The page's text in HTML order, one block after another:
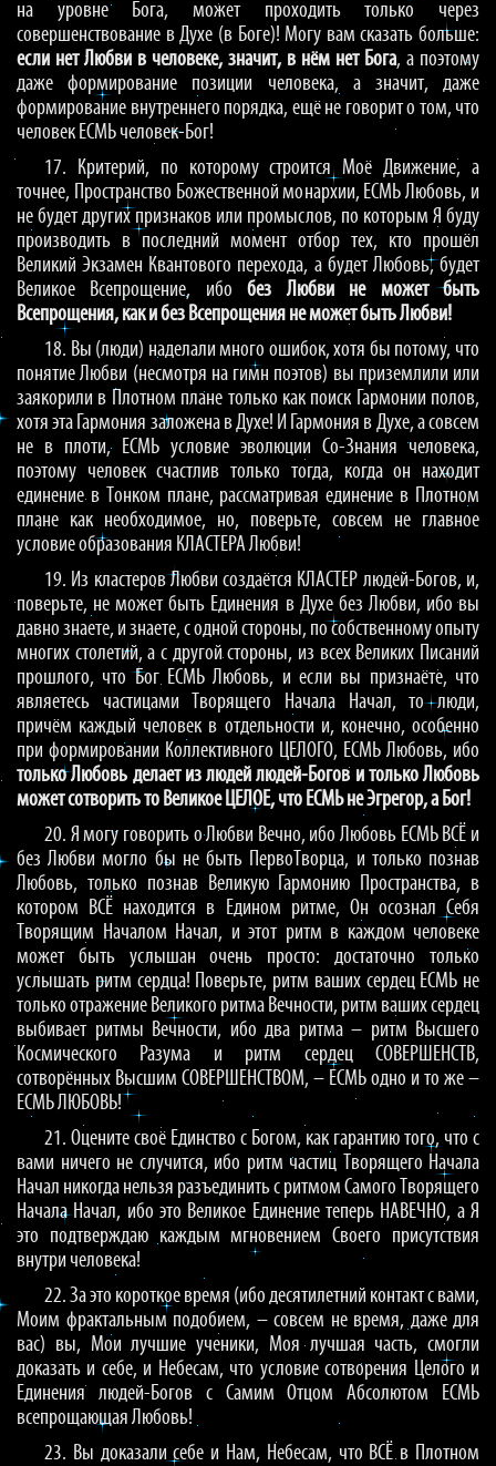
на уровне Бога, может проходить только через
совершенствование в Духе (в Боге)! Могу вам сказать больше:
если нет Любви в человеке, значит, в нём нет Бога, а поэтому
даже формирование позиции человека, а значит, даже
формирование внутреннего порядка, ещё не говорит о том, что
человек ЕСМЬ человек-Бог!
17. Критерий, по которому строится Моё Движение, а
точнее, Пространство Божественной монархии, ЕСМЬ Любовь, и
не будет других признаков или промыслов, по которым Я буду
производить в последний момент отбор тех, кто прошёл
Великий Экзамен Квантового перехода, а будет Любовь, будет
Великое Всепрощение, ибобез Любви не может быть
Всепрощения, как и без Всепрощения не может быть Любви!
18. Вы (люди) наделали много ошибок, хотя бы потому, что
понятие Любви (несмотря на гимн поэтов) вы приземлили или
заякорили в Плотном плане только как поиск Гармонии полов,
хотя эта Гармония заложена в Духе! И Гармония в Духе, а совсем
не в плоти, ЕСМЬ условие эволюции Со-Знания человека,
поэтому человек счастлив только тогда, когда он находит
единение в Тонком плане, рассматривая единение в Плотном
плане как необходимое, но, поверьте, совсем не главное
условие образования КЛАСТЕРА Любви!
19. Из кластеров Любви создаётся КЛАСТЕР людей-Богов, и,
поверьте, не может быть Единения в Духе без Любви, ибо вы
давно знаете, и знаете, с одной стороны, по собственному опыту
многих столетий, а с другой стороны, из всех Великих Писаний
прошлого, что Бог ЕСМЬ Любовь, и если вы признаёте, что
являетесь частицами Творящего Начала Начал, то люди,
причём каждый человек в отдельности и, конечно, особенно
при формировании Коллективного ЦЕЛОГО, ЕСМЬ Любовь, ибо
только Любовь делает из людей людей-Богов и только Любовь
может сотворить то Великое ЦЕЛОЕ, что ЕСМЬ не Эгрегор, а Бог!
20. Я могу говорить о Любви Вечно, ибо Любовь ЕСМЬ ВСЁ и
без Любви могло бы не быть ПервоТворца, и только познав
Любовь, только познав Великую Гармонию Пространства, в
котором ВСЁ находится в Едином ритме, Он осознал Себя
Творящим Началом Начал, и этот ритм в каждом человеке
может быть услышан очень просто: достаточно только
услышать ритм сердца! Поверьте, ритм ваших сердец ЕСМЬ не
только отражение Великого ритма Вечности, ритм ваших сердец
выбивает ритмы Вечности, ибо два ритма – ритм Высшего
Космического Разума и ритм сердец СОВЕРШЕНСТВ,
сотворённых Высшим СОВЕРШЕНСТВОМ, – ЕСМЬ одно и то же –
ЕСМЬ ЛЮБОВЬ!
21. Оцените своё Единство с Богом, как гарантию того, что с
вами ничего не случится, ибо ритм частиц Творящего Начала
Начал никогда нельзя разъединить с ритмом Самого Творящего
Начала Начал, ибо это Великое Единение теперь НАВЕЧНО, а Я
это подтверждаю каждым мгновением Своего присутствия
внутри человека!
22. За это короткое время (ибо десятилетний контакт с вами,
Моим фрактальным подобием, – совсем не время, даже для
вас) вы, Мои лучшие ученики, Моя лучшая часть, смогли
доказать и себе, и Небесам, что условие сотворения Целого и
Единения людей-Богов с Самим Отцом Абсолютом ЕСМЬ
всепрощающая Любовь!
23. Вы доказали себе и Нам, Небесам, что ВСЁ в Плотном